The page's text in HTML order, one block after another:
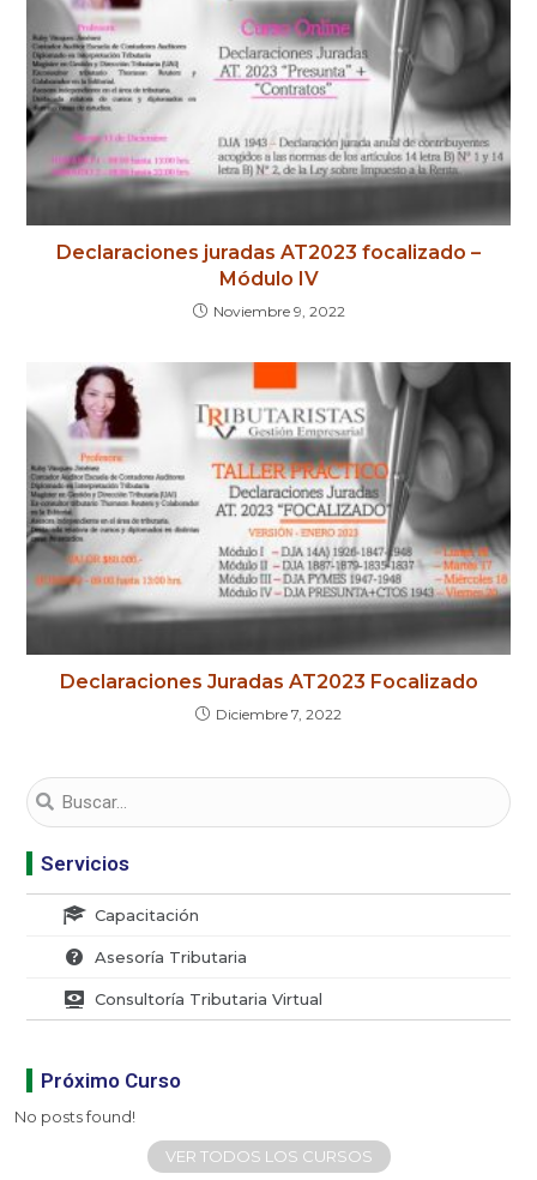
Declaraciones juradas AT2023 focalizado –
Módulo IV
Noviembre 9, 2022
Declaraciones Juradas AT2023 Focalizado
Diciembre 7, 2022
Servicios
Capacitación
Asesoría Tributaria
Consultoría Tributaria Virtual
Próximo Curso
No posts found!
VER TODOS LOS CURSOS